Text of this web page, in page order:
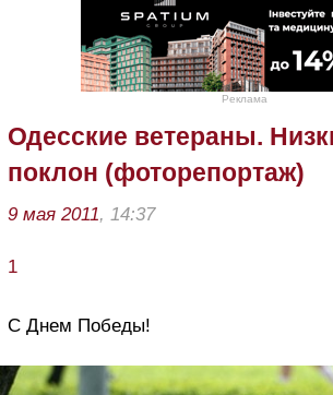
Реклама
Одесские ветераны.
поклон (фоторепортаж)
9 мая 2011, 14:37
1
С Днем Победы!